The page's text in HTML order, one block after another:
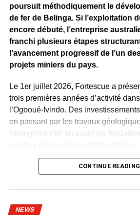
Pour le Gabon, cette visite va bien
découverte d’installations
mieux mesurer ce que représentera,
développement de Belinga,
d’exploration par Fortescue Belinga.
Derrière les chiffres et les machines,
surtout les emplois, la formation des
infrastructures et les perspectives
populations. En se rendant à Pilbara,
Immongault a voulu voir, comprendre
l’industrialisation et la prospérité du
WhatsApp
Facebook
X >>
poursuit méthodiquement le
de fer de Belinga. Si l’exploitation
encore débuté, l’entreprise
franchi plusieurs étapes
l’avancement progressif de l’un
projets miniers du pays.
Le 1er juillet 2026, Fortescue a
trois premières années d’activité
l’Ogooué-Ivindo. Des
en passant par les travaux
l’entreprise met en avant les
Selon les chiffres communiqués, plus
Un montant qui a notamment permis
destinés à mieux connaître le
CONTINUE READING
NEWS